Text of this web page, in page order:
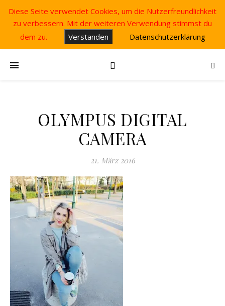
OLYMPUS DIGITAL
CAMERA
21. März 2016
Diese Seite verwendet Cookies, um die Nutzerfreundlichkeit
zu verbessern. Mit der weiteren Verwendung stimmst du
dem zu.
Verstanden Datenschutzerklärung